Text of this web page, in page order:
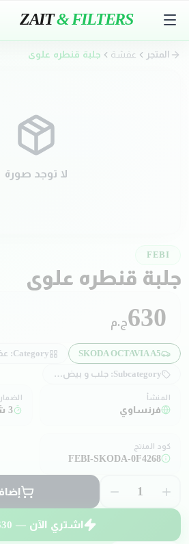
ZAIT& FILTERS
المتجر عفشة جلبة قنطره علوي
لا توجد صورة
FEBI
جلبة قنطره علوي
630ج.م
SKODA OCTAVIA A5
Category:
Subcategory: جلب و بيض مقصات
المنشأ
فرنساوي 3 شهور
كود المنتج
FEBI-SKODA-0F4268
1
اشتري الآن —